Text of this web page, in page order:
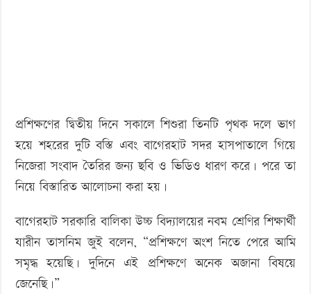
প্রশিক্ষণের দ্বিতীয় দিনে সকালে শিশুরা তিনটি পৃথক দলে ভাগ
হয়ে শহরের দুটি বস্তি এবং বাগেরহাট সদর হাসপাতালে গিয়ে
নিজেরা সংবাদ তৈরির জন্য ছবি ও ভিডিও ধারণ করে। পরে তা
নিয়ে বিস্তারিত আলোচনা করা হয়।
বাগেরহাট সরকারি বালিকা উচ্চ বিদ্যালয়ের নবম শ্রেণির শিক্ষার্থী
যারীন তাসনিম জুই বলেন, “প্রশিক্ষণে অংশ নিতে পেরে আমি
সমৃদ্ধ হয়েছি। দুদিনে এই প্রশিক্ষণে অনেক অজানা বিষয়ে
জেনেছি।”